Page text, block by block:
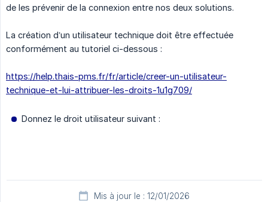
de les prévenir de la connexion entre nos deux solutions.
La création d’un utilisateur technique doit être effectuée
conformément au tutoriel ci-dessous :
https://help.thais-pms.fr/fr/article/creer-un-utilisateur-
technique-et-lui-attribuer-les-droits-1u1g709/
Donnez le droit utilisateur suivant :
Mis à jour le : 12/01/2026